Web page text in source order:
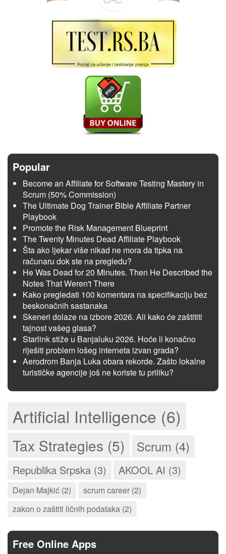
Popular
Become an Affiliate for Software Testing Mastery in
Scrum (50% Commission)
The Ultimate Dog Trainer Bible Affiliate Partner
Playbook
Promote the Risk Management Blueprint
The Twenty Minutes Dead Affiliate Playbook
Šta ako ljekar više nikad ne mora da tipka na
računaru dok ste na pregledu?
He Was Dead for 20 Minutes. Then He Described the
Notes That Weren't There
Kako pregledati 100 komentara na specifikaciju bez
beskonačnih sastanaka
Skeneri dolaze na izbore 2026. Ali kako će zaštititi
tajnost vašeg glasa?
Starlink stiže u Banjaluku 2026. Hoće li konačno
riješiti problem lošeg interneta izvan grada?
Aerodrom Banja Luka obara rekorde. Zašto lokalne
turističke agencije još ne koriste tu priliku?
Artificial Intelligence (6)
Tax Strategies (5) Scrum (4)
Republika Srpska (3) AKOOL AI (3)
Dejan Majkić (2)
scrum career (2)
zakon o zaštiti ličnih podataka (2)
Free Online Apps